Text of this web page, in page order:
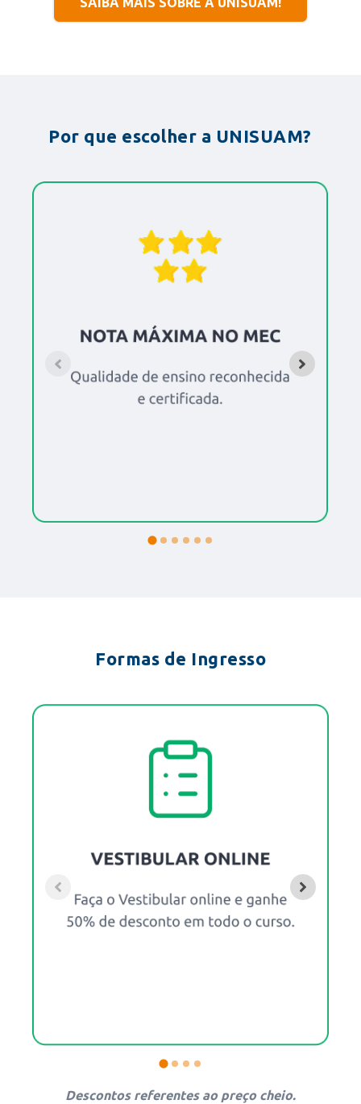
Por que escolher a UNISUAM?
Formas de Ingresso
Descontos referentes ao preço cheio.